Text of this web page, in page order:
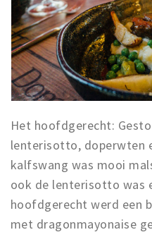
Het hoofdgerecht:
lenterisotto, doperwten
kalfswang was mooi
ook de lenterisotto was
hoofdgerecht werd een
met dragonmayonaise